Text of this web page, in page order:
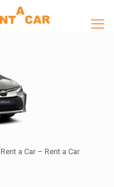
a Car – Rent a Car